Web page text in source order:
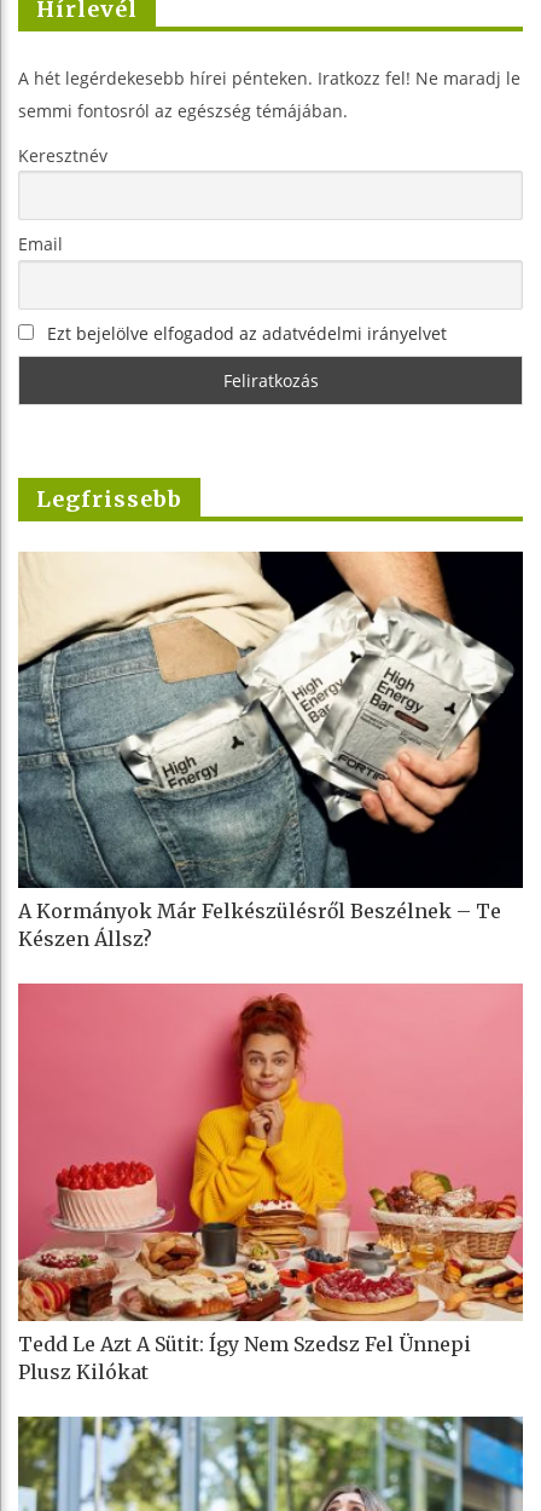
Hírlevél
A hét legérdekesebb hírei pénteken. Iratkozz fel! Ne maradj le
semmi fontosról az egészség témájában.
Keresztnév
Email
Ezt bejelölve elfogadod az adatvédelmi irányelvet
Legfrissebb
A Kormányok Már Felkészülésről Beszélnek – Te
Készen Állsz?
Tedd Le Azt A Sütit: Így Nem Szedsz Fel Ünnepi
Plusz Kilókat